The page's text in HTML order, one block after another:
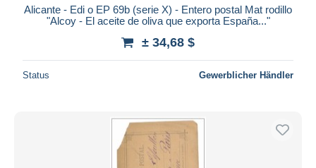
Alicante - Edi o EP 69b (serie X) - Entero postal Mat rodillo
"Alcoy - El aceite de oliva que exporta España..."
± 34,68 $
Status Gewerblicher Händler